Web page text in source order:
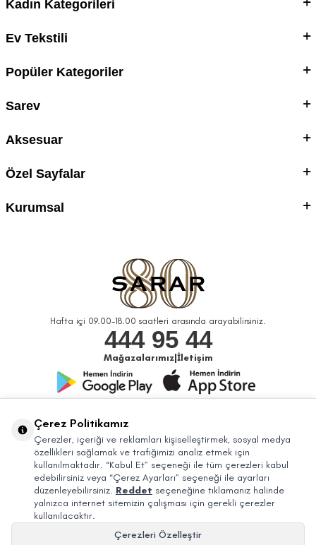
Kadın Kategorileri
Ev Tekstili
Popüler Kategoriler
Sarev
Aksesuar
Özel Sayfalar
Kurumsal
Hafta içi 09.00-18.00 saatleri arasında arayabilirsiniz.
444 95 44
Mağazalarımız| İletişim
© 2026 Sarar Büyük Mağazacılık Tic. A.Ş. Bütün Hakları Saklıdır.
Çerez Politikamız
Çerezler, içeriği ve reklamları kişiselleştirmek, sosyal medya
özellikleri sağlamak ve trafiğimizi analiz etmek için
kullanılmaktadır. “Kabul Et” seçeneği ile tüm çerezleri kabul
edebilirsiniz veya “Çerez Ayarları” seçeneği ile ayarları
düzenleyebilirsiniz. Reddet seçeneğine tıklamanız halinde
yalnızca internet sitemizin çalışması için gerekli çerezler
kullanılacaktır.
Çerezleri Özelleştir